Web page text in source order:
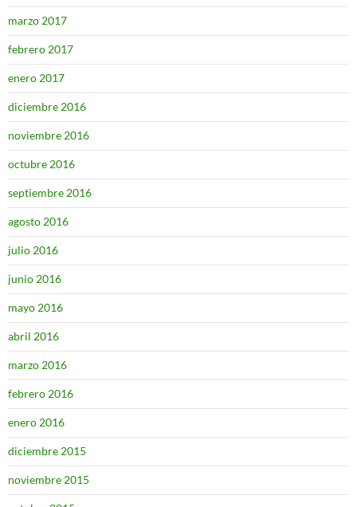
marzo 2017
febrero 2017
enero 2017
diciembre 2016
noviembre 2016
octubre 2016
septiembre 2016
agosto 2016
julio 2016
junio 2016
mayo 2016
abril 2016
marzo 2016
febrero 2016
enero 2016
diciembre 2015
noviembre 2015